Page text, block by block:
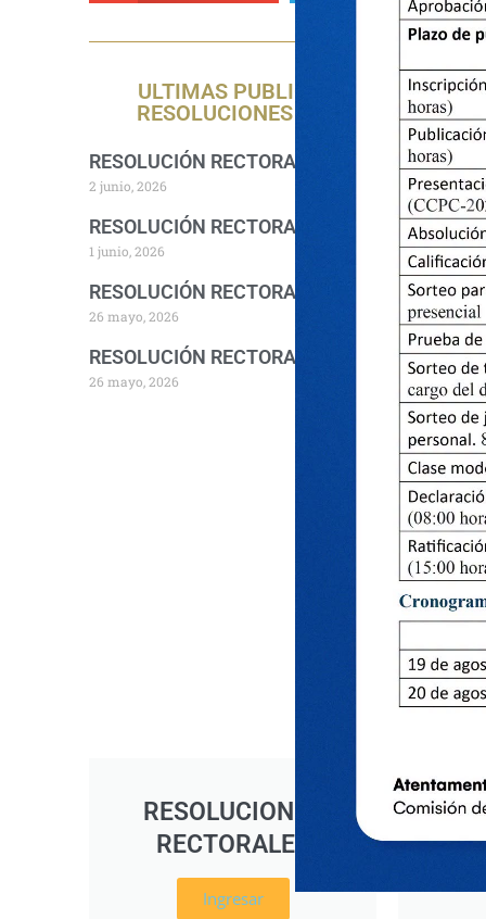
ULTIMAS PUBLICACIONES DE
RESOLUCIONES RECTORALES
RESOLUCIÓN RECTORAL 1157-2026-R-UNA
2 junio, 2026
RESOLUCIÓN RECTORAL 1140-2026-R-UNA
1 junio, 2026
RESOLUCIÓN RECTORAL 1094-2026-R-UNA
26 mayo, 2026
RESOLUCIÓN RECTORAL 1076-2026-R-UNA
26 mayo, 2026
RESOLUCIONES
RECTORALES
Ingresar